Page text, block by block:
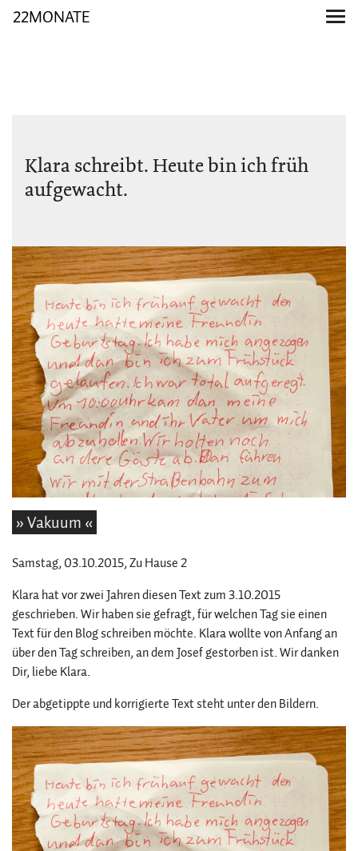
22MONATE
Klara schreibt. Heute bin ich früh
aufgewacht.
» Vakuum «
Samstag, 03.10.2015, Zu Hause 2
Klara hat vor zwei Jahren diesen Text zum 3.10.2015
geschrieben. Wir haben sie gefragt, für welchen Tag sie einen
Text für den Blog schreiben möchte. Klara wollte von Anfang an
über den Tag schreiben, an dem Josef gestorben ist. Wir danken
Dir, liebe Klara.
Der abgetippte und korrigierte Text steht unter den Bildern.